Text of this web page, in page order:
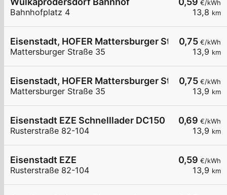
€/kWh
13,8 km
Bahnhofplatz 4
0,75 €/kWh
13,9 km
Eisenstadt, HOFER Mattersburger Str.
Mattersburger Straße 35
0,75 €/kWh
13,9 km
Eisenstadt, HOFER Mattersburger Str.
Mattersburger Straße 35
0,69 €/kWh
13,9 km
Eisenstadt EZE Schnelllader DC150
Rusterstraße 82-104
0,59 €/kWh
13,9 km
Eisenstadt EZE
Rusterstraße 82-104